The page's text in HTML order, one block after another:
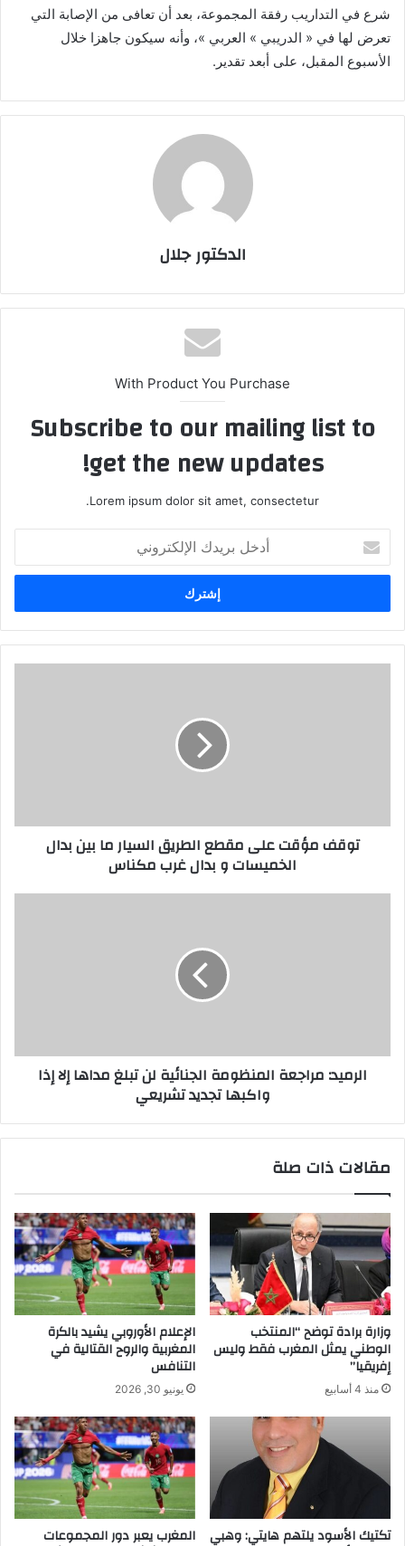
شرع في التداريب رفقة المجموعة، بعد أن تعافى من الإصابة التي
تعرض لها في « الدريبي » العربي »، وأنه سيكون جاهزا خلال
الأسبوع المقبل، على أبعد تقدير.
الدكتور جلال
With Product You Purchase
Subscribe to our mailing list to
get the new updates!
Lorem ipsum dolor sit amet, consectetur.
بريدك
الإلكتروني
توقف مؤقت على مقطع الطريق السيار ما بين بدال
الخميسات و بدال غرب مكناس
الرميد: مراجعة المنظومة الجنائية لن تبلغ مداها إلا إذا
واكبها تجديد تشريعي
مقالات ذات صلة
وزارة برادة توضح “المنتخب
الوطني يمثل المغرب فقط وليس
إفريقيا”
منذ 4 أسابيع
الإعلام الأوروبي يشيد بالكرة
المغربية والروح القتالية في
التنافس
يونيو 30, 2026
تكتيك الأسود يلتهم هايتي: وهبي المغرب يعبر دور المجموعات